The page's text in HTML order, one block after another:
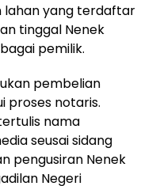
lahan yang terdaftar
tinggal Nenek
pemilik.
pembelian
proses notaris.
nama
seusai sidang
pengusiran Nenek
Negeri